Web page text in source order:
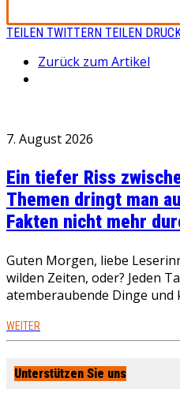
TEILEN TWITTERN TEILEN
Zurück zum Artikel
7. August 2026
Ein tiefer Riss
Themen dringt man
Fakten nicht mehr
Guten Morgen, liebe
wilden Zeiten, oder? Jeden
atemberaubende Dinge und
WEITER
Unterstützen Sie uns